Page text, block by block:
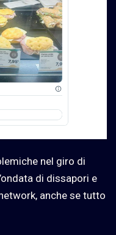
nel giro di
di dissapori e
anche se tutto